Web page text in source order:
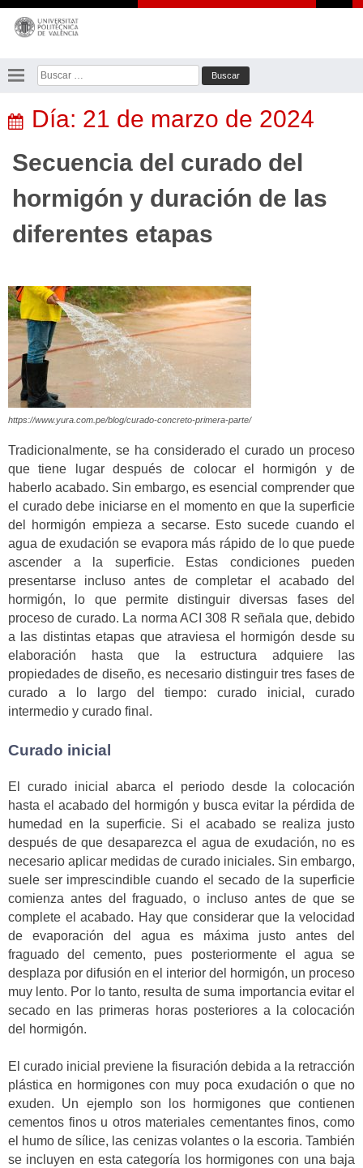
Saltar
contenido
Buscar:
Día: 21 de marzo de 2024
Secuencia del curado del
hormigón y duración de las
diferentes etapas
https://www.yura.com.pe/blog/curado-concreto-primera-parte/
Tradicionalmente, se ha considerado el curado un proceso
que tiene lugar después de colocar el hormigón y de
haberlo acabado. Sin embargo, es esencial comprender que
el curado debe iniciarse en el momento en que la superficie
del hormigón empieza a secarse. Esto sucede cuando el
agua de exudación se evapora más rápido de lo que puede
ascender a la superficie. Estas condiciones pueden
presentarse incluso antes de completar el acabado del
hormigón, lo que permite distinguir diversas fases del
proceso de curado. La norma ACI 308 R señala que, debido
a las distintas etapas que atraviesa el hormigón desde su
elaboración hasta que la estructura adquiere las
propiedades de diseño, es necesario distinguir tres fases de
curado a lo largo del tiempo: curado inicial, curado
intermedio y curado final.
Curado inicial
El curado inicial abarca el periodo desde la colocación
hasta el acabado del hormigón y busca evitar la pérdida de
humedad en la superficie. Si el acabado se realiza justo
después de que desaparezca el agua de exudación, no es
necesario aplicar medidas de curado iniciales. Sin embargo,
suele ser imprescindible cuando el secado de la superficie
comienza antes del fraguado, o incluso antes de que se
complete el acabado. Hay que considerar que la velocidad
de evaporación del agua es máxima justo antes del
fraguado del cemento, pues posteriormente el agua se
desplaza por difusión en el interior del hormigón, un proceso
muy lento. Por lo tanto, resulta de suma importancia evitar el
secado en las primeras horas posteriores a la colocación
del hormigón.
El curado inicial previene la fisuración debida a la retracción
plástica en hormigones con muy poca exudación o que no
exuden. Un ejemplo son los hormigones que contienen
cementos finos u otros materiales cementantes finos, como
el humo de sílice, las cenizas volantes o la escoria. También
se incluyen en esta categoría los hormigones con una baja